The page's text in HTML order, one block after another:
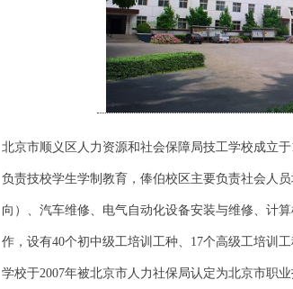
北京市顺义区人力资源和社会保障局技工学校成立
负责技校学生学制教育，俸伯校区主要负责社会人
向）、汽车维修、电气自动化设备安装与维修、计
作，设有40个初中级工培训工种、17个高级工培训
学校于2007年被北京市人力社保局认定为北京市职